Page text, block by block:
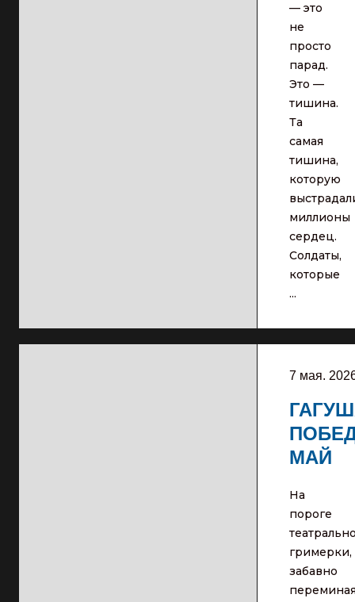
— это
не
просто
парад.
Это —
тишина.
Та
самая
тишина,
которую
миллионы
сердец.
Солдаты,
которые
...
7 мая.
МАЙ
На
пороге
гримерки,
забавно